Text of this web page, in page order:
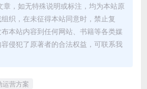
章，如无特殊说明或标注，均为本站原
织，在未征得本站同意时，禁止复
本站内容到任何网站、书籍等各类媒
侵犯了原著者的合法权益，可联系我
运营方案